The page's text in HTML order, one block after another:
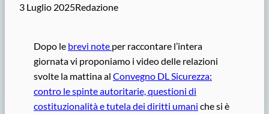
3 Luglio 2025Redazione
Dopo le brevi note per raccontare l’intera
giornata vi proponiamo i video delle relazioni
svolte la mattina al Convegno DL Sicurezza:
contro le spinte autoritarie, questioni di
costituzionalità e tutela dei diritti umani che si è